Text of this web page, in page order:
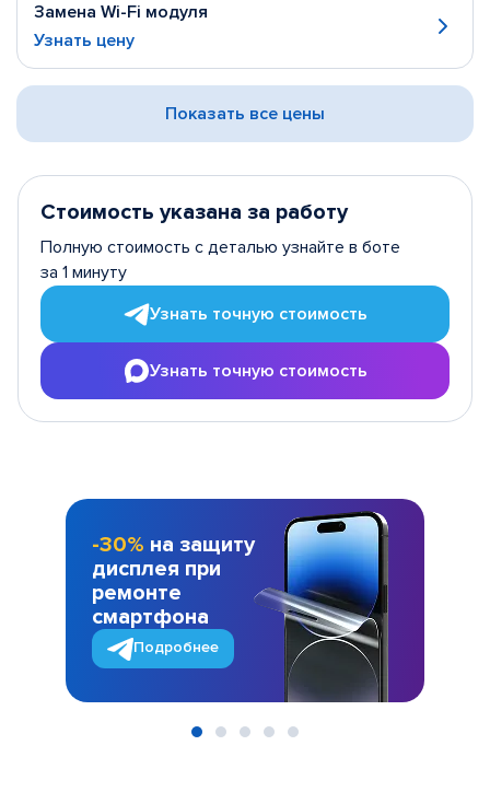
Замена Wi-Fi модуля
Узнать цену
Показать все цены
Стоимость указана за работу
Полную стоимость с деталью узнайте в боте
за 1 минуту
Узнать точную стоимость
Узнать точную стоимость
-30% на защиту
дисплея при
ремонте
смартфона
Подробнее